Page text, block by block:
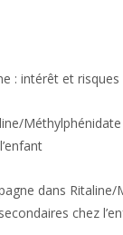
: intérêt et risques
dans Ritaline/
chez